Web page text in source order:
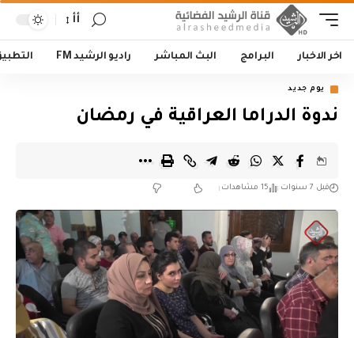
أأ
اخر الاخبار البرامج البث المباشر راديو الرشيد FM
يوم جديد
ندوة الدراما العراقية في رمضان
قبل 7 سنوات 15 مشاهدات